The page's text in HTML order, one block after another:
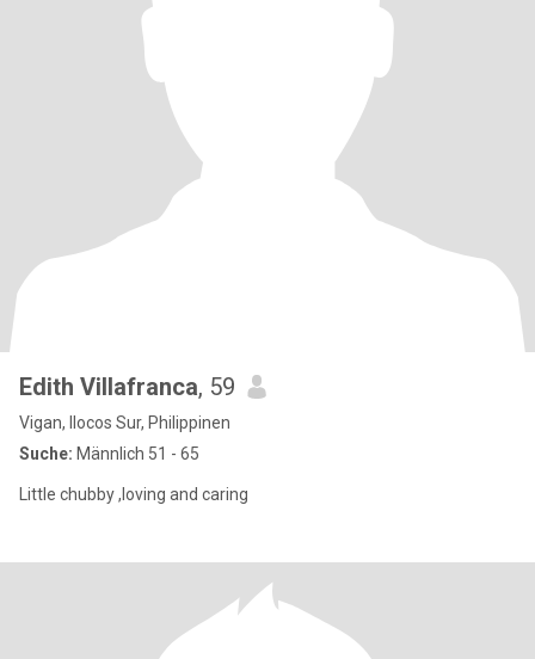
Edith Villafranca, 59
Vigan, Ilocos Sur, Philippinen
Suche: Männlich 51 - 65
Little chubby ,loving and caring